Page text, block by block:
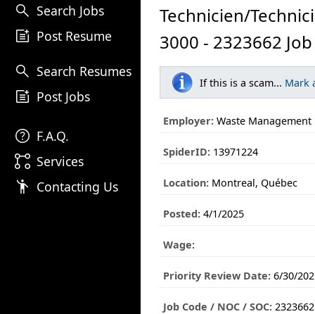
search Search Jobs
post_add Post Resume
search Search Resumes
post_add Post Jobs
help F.A.Q.
linked_services Services
emoji_people Contacting Us
Technicien/
3000 - 2323662 Job
If this is a scam... Mark
Employer: Waste Management
SpiderID: 13971224
Location: Montreal, Québec
Posted: 4/1/2025
Wage:
Priority Review Date: 6/30/
Job Code / NOC / SOC: 2323662